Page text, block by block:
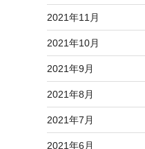
2021年11月
2021年10月
2021年9月
2021年8月
2021年7月
2021年6月